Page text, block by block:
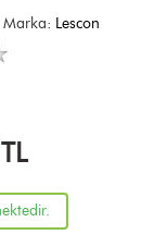
Marka: Lescon
TL